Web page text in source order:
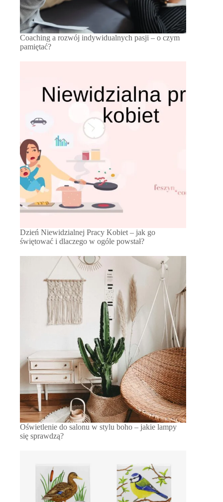
Coaching a rozwój indywidualnych pasji – o czym
pamiętać?
Dzień Niewidzialnej Pracy Kobiet – jak go
świętować i dlaczego w ogóle powstał?
Oświetlenie do salonu w stylu boho – jakie lampy
się sprawdzą?